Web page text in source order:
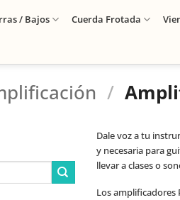
/ Bajos Cuerda Frotada
/
Dale voz a tu
y necesaria para
llevar a clases o
Los amplificadores